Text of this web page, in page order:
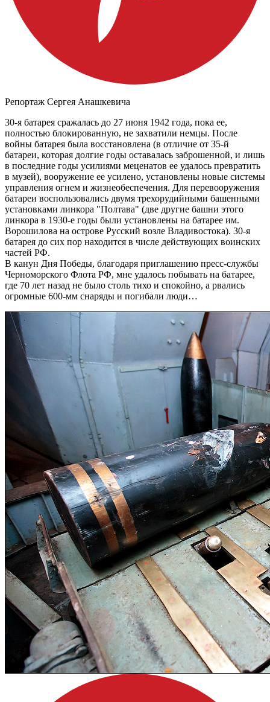
Репортаж Сергея Анашкевича
30-я батарея сражалась до 27 июня 1942 года, пока ее,
полностью блокированную, не захватили немцы. После
войны батарея была восстановлена (в отличие от 35-й
батареи, которая долгие годы оставалась заброшенной, и лишь
в последние годы усилиями меценатов ее удалось превратить
в музей), вооружение ее усилено, установлены новые системы
управления огнем и жизнеобеспечения. Для перевооружения
батареи воспользовались двумя трехорудийными башенными
установками линкора "Полтава" (две другие башни этого
линкора в 1930-е годы были установлены на батарее им.
Ворошилова на острове Русский возле Владивостока). 30-я
батарея до сих пор находится в числе действующих воинских
частей РФ.
В канун Дня Победы, благодаря приглашению пресс-службы
Черноморского Флота РФ, мне удалось побывать на батарее,
где 70 лет назад не было столь тихо и спокойно, а рвались
огромные 600-мм снаряды и погибали люди…